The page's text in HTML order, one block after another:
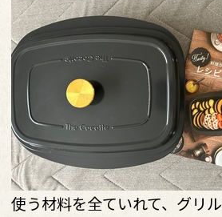
使う材料を全ていれて、グリ